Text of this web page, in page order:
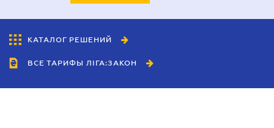
КАТАЛОГ РЕШЕНИЙ
ВСЕ ТАРИФЫ ЛІГА:ЗАКОН